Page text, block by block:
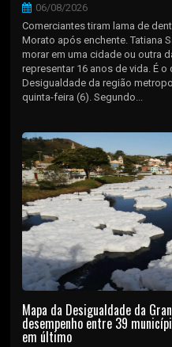
06/08/2026
Comerciantes tiram lama de
Morato após enchente. Tatiana
morar em uma cidade ou outra
representar 16 anos de vida. É
Desigualdade da região
quinta-feira (6). Segundo...
Mapa da Desigualdade da
desempenho entre 39
em último